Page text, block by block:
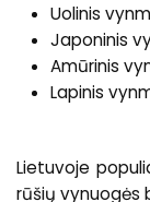
Uolinis
Japoninis
Amūrinis
Lapinis
Lietuvoje
rūšių vynuogės